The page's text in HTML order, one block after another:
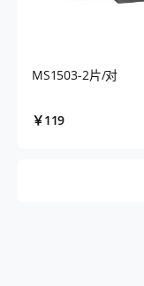
MS1503-2片/对
￥119